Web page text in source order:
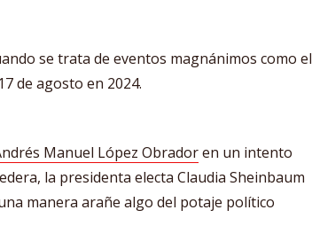
se trata de eventos magnánimos como el
de agosto en 2024.
Manuel López Obradoren un intento
la presidenta electa Claudia Sheinbaum
manera arañe algo del potaje político